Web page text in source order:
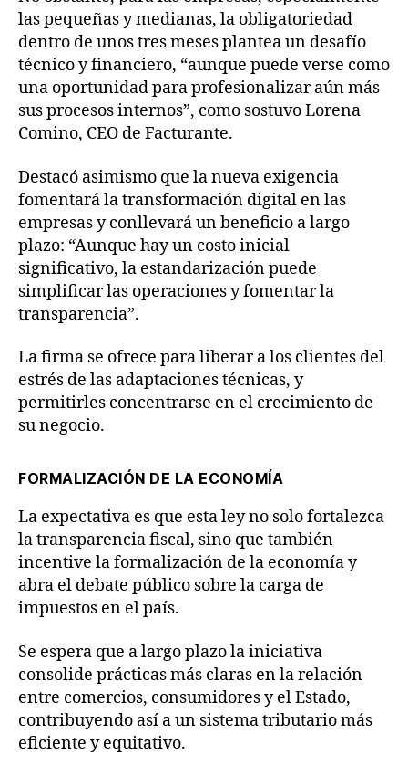
las pequeñas y medianas, la obligatoriedad
dentro de unos tres meses plantea un desafío
técnico y financiero, “aunque puede verse como
una oportunidad para profesionalizar aún más
sus procesos internos”, como sostuvo Lorena
Comino, CEO de Facturante.
Destacó asimismo que la nueva exigencia
fomentará la transformación digital en las
empresas y conllevará un beneficio a largo
plazo: “Aunque hay un costo inicial
significativo, la estandarización puede
simplificar las operaciones y fomentar la
transparencia”.
La firma se ofrece para liberar a los clientes del
estrés de las adaptaciones técnicas, y
permitirles concentrarse en el crecimiento de
su negocio.
FORMALIZACIÓN DE LA ECONOMÍA
La expectativa es que esta ley no solo fortalezca
la transparencia fiscal, sino que también
incentive la formalización de la economía y
abra el debate público sobre la carga de
impuestos en el país.
Se espera que a largo plazo la iniciativa
consolide prácticas más claras en la relación
entre comercios, consumidores y el Estado,
contribuyendo así a un sistema tributario más
eficiente y equitativo.